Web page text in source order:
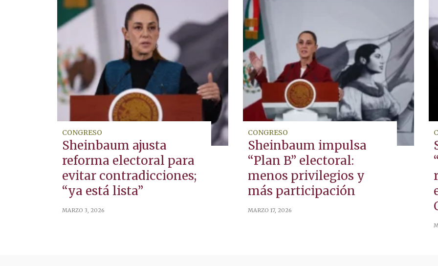
CONGRESO
Sheinbaum ajusta
reforma electoral para
evitar contradicciones;
“ya está lista”
MARZO 3, 2026
CONGRESO
Sheinbaum impulsa
“Plan B” electoral:
menos privilegios y
más participación
MARZO 17, 2026